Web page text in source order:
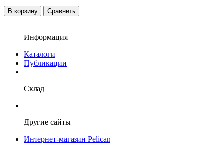
В корзину Сравнить
Информация
Каталоги
Публикации
Склад
Другие сайты
Интернет-магазин Pelican